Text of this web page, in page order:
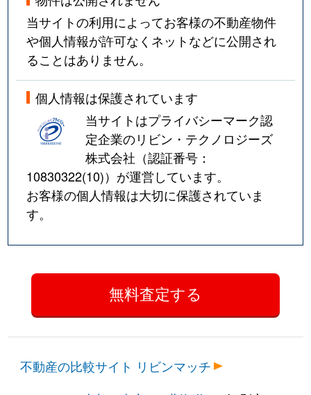
当サイトの利用によってお客様の不動産物件
や個人情報が許可なくネットなどに公開され
ることはありません。
個人情報は保護されています
当サイトはプライバシーマーク認
定企業のリビン・テクノロジーズ
株式会社（認証番号：
10830322(10)）が運営しています。
お客様の個人情報は大切に保護されていま
す。
不動産の比較サイト リビンマッチ